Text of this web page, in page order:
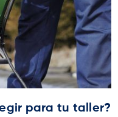
para tu taller?